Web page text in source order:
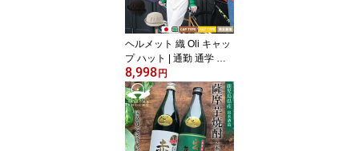
ヘルメット 織 Oli キャッ
プ ハット | 通勤 通学 自
転車 安全 おしゃれ 男性
女性 男女兼用 機能性 日
本製 シンプル サイクリ
ング 中学生 高校生 SG規
格 撥水 洗える UVカット
反射材 KF006BAM KF00
8,998 円